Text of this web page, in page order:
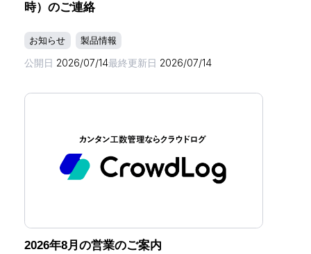
時）のご連絡
お知らせ 製品情報
公開日 2026/07/14最終更新日 2026/07/14
2026年8月の営業のご案内